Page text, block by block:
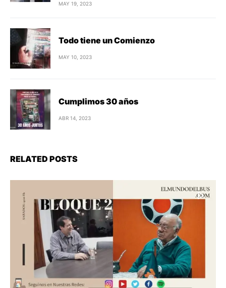
MAY 19, 2023
Todo tiene un Comienzo
MAY 10, 2023
Cumplimos 30 años
ABR 14, 2023
RELATED POSTS